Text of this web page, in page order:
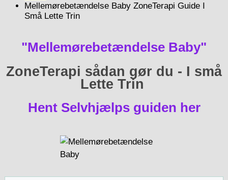
Mellemørebetændelse Baby ZoneTerapi Guide I
Små Lette Trin
"Mellemørebetændelse Baby"
ZoneTerapi sådan gør du - I små
Lette Trin
Hent Selvhjælps guiden her